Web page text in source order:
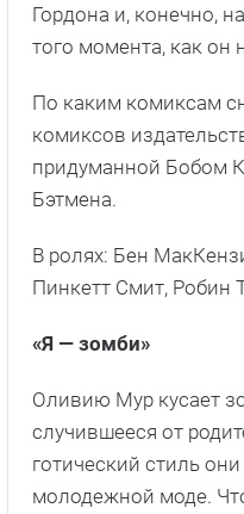
Гордона и, конечно,
того момента, как он
По каким комиксам
комиксов
придуманной Бобом
Бэтмена.
В ролях: Бен
Пинкетт Смит, Робин
«Я — зомби»
Оливию Мур кусает
случившееся от
готический стиль
молодежной моде.